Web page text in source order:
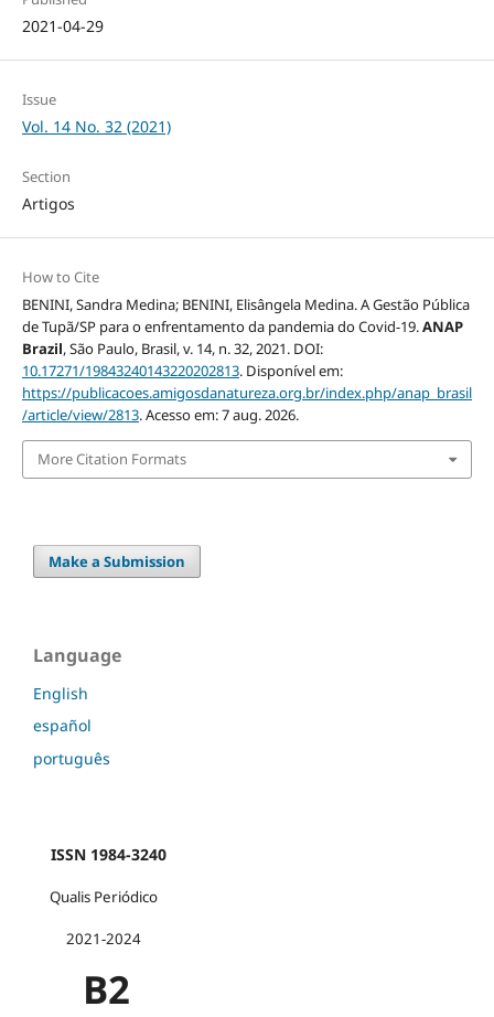
2021-04-29
Issue
Vol. 14 No. 32 (2021)
Section
Artigos
How to Cite
BENINI, Sandra Medina; BENINI, Elisângela Medina. A Gestão Pública
de Tupã/SP para o enfrentamento da pandemia do Covid-19.ANAP
Brazil, São Paulo, Brasil, v. 14, n. 32, 2021. DOI:
10.17271/19843240143220202813. Disponível em:
https://publicacoes.amigosdanatureza.org.br/index.php/anap_brasil
/article/view/2813. Acesso em: 7 aug. 2026.
More Citation Formats
Make a Submission
Language
English
español
português
ISSN 1984-3240
Qualis Periódico
2021-2024
B2